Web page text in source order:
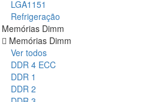
LGA1151
Refrigeração
Memórias Dimm
Memórias Dimm
Ver todos
DDR 4 ECC
DDR 1
DDR 2